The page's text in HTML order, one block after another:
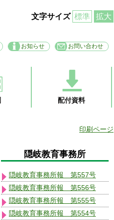
文字サイズ 標準 拡大
お知らせ お問い合わせ
配付資料
印刷ページ
隠岐教育事務所
隠岐教育事務所報 第557号
隠岐教育事務所報 第556号
隠岐教育事務所報 第555号
隠岐教育事務所報 第554号